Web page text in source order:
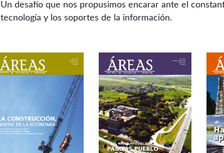
Un desafío que nos propusimos encarar ante el
tecnología y los soportes de la información.